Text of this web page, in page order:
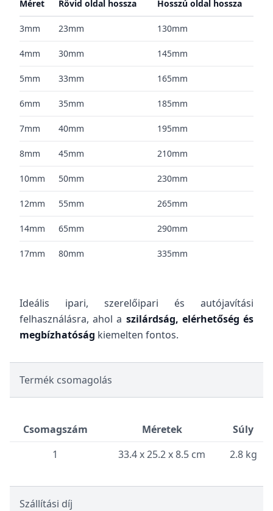
Méret Rövid oldal hossza Hosszú oldal hossza
3mm 23mm 130mm
4mm 30mm 145mm
5mm 33mm 165mm
6mm 35mm 185mm
7mm 40mm 195mm
8mm 45mm 210mm
10mm 50mm 230mm
12mm 55mm 265mm
14mm 65mm 290mm
17mm 80mm 335mm
Ideális ipari, szerelőipari és autójavítási
felhasználásra, ahol a szilárdság, elérhetőség és
megbízhatóság kiemelten fontos.
Termék csomagolás
Csomagszám Méretek
Súly
1
33.4 x 25.2 x 8.5 cm 2.8 kg
Szállítási díj